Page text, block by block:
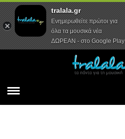
Αρχική Συνεντεύξεις
tralala.gr
Ενημερωθείτε πρώτοι για
όλα τα μουσικά νέα
ΔΩΡΕΑΝ - στο Google Play